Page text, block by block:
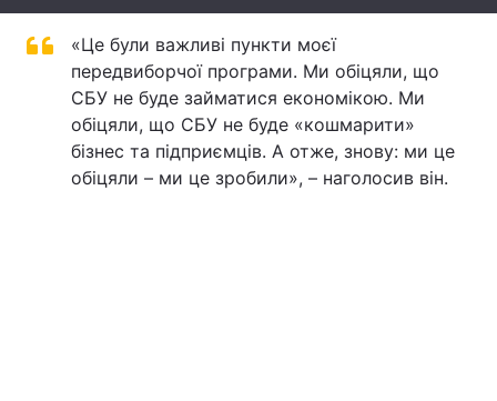
«Це були важливі пункти моєї
передвиборчої програми. Ми обіцяли, що
СБУ не буде займатися економікою. Ми
обіцяли, що СБУ не буде «кошмарити»
бізнес та підприємців. А отже, знову: ми це
обіцяли – ми це зробили», – наголосив він.